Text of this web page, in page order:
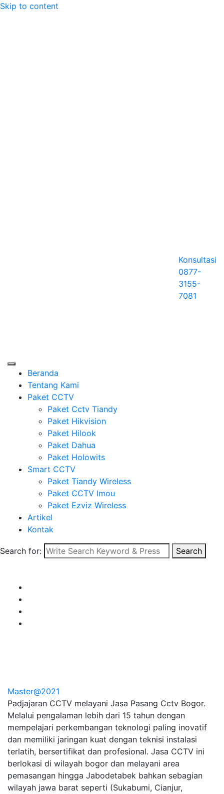
Skip to content
Beranda
Tentang Kami
Paket CCTV
Paket Cctv Tiandy
Paket Hikvision
Paket Hilook
Paket Dahua
Paket Holowits
Smart CCTV
Paket Tiandy Wireless
Paket CCTV Imou
Paket Ezviz Wireless
Artikel
Kontak
Konsultasi
0877-
3155-
7081
Search for: Search
Master@2021
Padjajaran CCTV melayani Jasa Pasang Cctv Bogor.
Melalui pengalaman lebih dari 15 tahun dengan
mempelajari perkembangan teknologi paling inovatif
dan memiliki jaringan kuat dengan teknisi instalasi
terlatih, bersertifikat dan profesional. Jasa CCTV ini
berlokasi di wilayah bogor dan melayani area
pemasangan hingga Jabodetabek bahkan sebagian
wilayah jawa barat seperti (Sukabumi, Cianjur,